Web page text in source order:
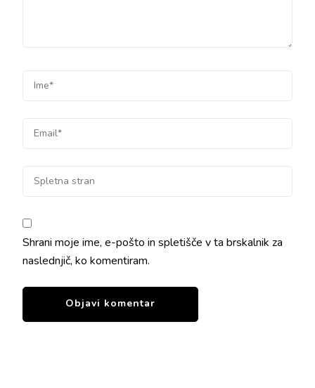
Shrani moje ime, e-pošto in spletišče v ta brskalnik za
naslednjič, ko komentiram.